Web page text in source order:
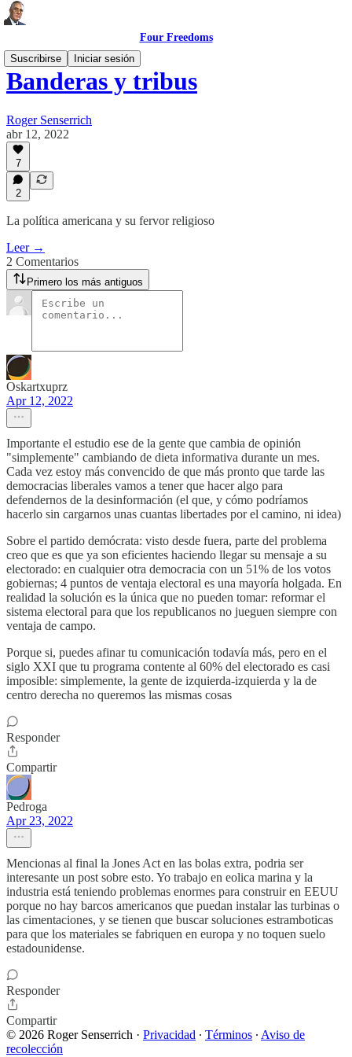
Four Freedoms
Suscribirse
Iniciar sesión
Banderas y tribus
Roger Senserrich
abr 12, 2022
7
2
La política americana y su fervor religioso
Leer →
2 Comentarios
Primero los más antiguos
Oskartxuprz
Apr 12, 2022
Importante el estudio ese de la gente que cambia de opinión
"simplemente" cambiando de dieta informativa durante un mes.
Cada vez estoy más convencido de que más pronto que tarde las
democracias liberales vamos a tener que hacer algo para
defendernos de la desinformación (el que, y cómo podríamos
hacerlo sin cargarnos unas cuantas libertades por el camino, ni idea)
Sobre el partido demócrata: visto desde fuera, parte del problema
creo que es que ya son eficientes haciendo llegar su mensaje a su
electorado: en cualquier otra democracia con un 51% de los votos
gobiernas; 4 puntos de ventaja electoral es una mayoría holgada. En
realidad la solución es la única que no pueden tomar: reformar el
sistema electoral para que los republicanos no jueguen siempre con
ventaja de campo.
Porque si, puedes afinar tu comunicación todavía más, pero en el
siglo XXI que tu programa contente al 60% del electorado es casi
imposible: simplemente, la gente de izquierda-izquierda y la de
centro derecha no queremos las mismas cosas
Responder
Compartir
Pedroga
Apr 23, 2022
Mencionas al final la Jones Act en las bolas extra, podria ser
interesante un post sobre esto. Yo trabajo en eolica marina y la
industria está teniendo problemas enormes para construir en EEUU
porque no hay barcos americanos que puedan instalar las turbinas o
las cimentaciones, y se tienen que buscar soluciones estramboticas
para que los materiales se fabriquen en europa y no toquen suelo
estadounidense.
Responder
Compartir
© 2026 Roger Senserrich · Privacidad ∙ Términos ∙ Aviso de
recolección